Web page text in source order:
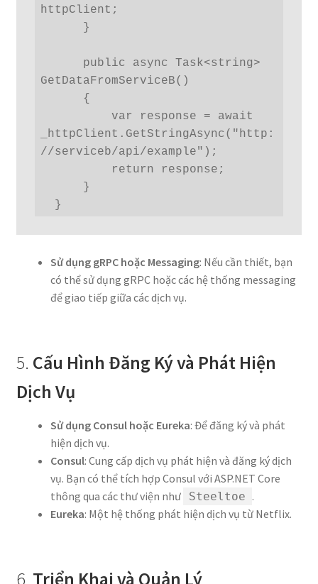
httpClient;
GetDataFromServiceB()
          var response = await
_httpClient.GetStringAsync("http:
//serviceb/api/example");
  }
Sử dụng gRPC hoặc Messaging: Nếu cần thiết, bạn
có thể sử dụng gRPC hoặc các hệ thống messaging
để giao tiếp giữa các dịch vụ.
5. Cấu Hình Đăng Ký và Phát Hiện
Dịch Vụ
Sử dụng Consul hoặc Eureka: Để đăng ký và phát
hiện dịch vụ.
Consul: Cung cấp dịch vụ phát hiện và đăng ký dịch
vụ. Bạn có thể tích hợp Consul với ASP.NET Core
thông qua các thư viện như
Steeltoe .
Eureka: Một hệ thống phát hiện dịch vụ từ Netflix.
6. Triển Khai và Quản Lý